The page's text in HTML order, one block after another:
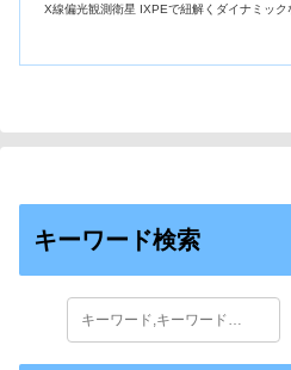
X線偏光観測衛星 IXPEで紐解くダイナミック
キーワード検索